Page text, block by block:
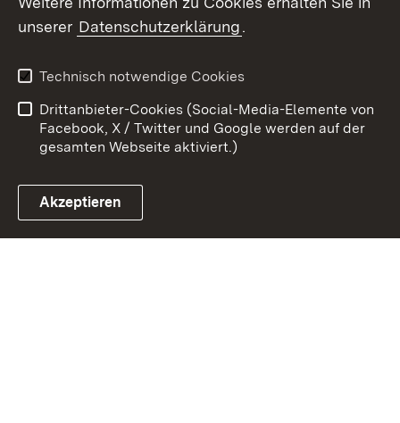
Link zum Landesportal
Kontakt
Datenschutz
Barrierefreiheit
Impressum
Cookies
unserer Datenschutzerklärung.
Technisch notwendige Cookies
Drittanbieter-Cookies (Social-Media-Elemente von
Facebook, X / Twitter und Google werden auf der
gesamten Webseite aktiviert.)
Akzeptieren